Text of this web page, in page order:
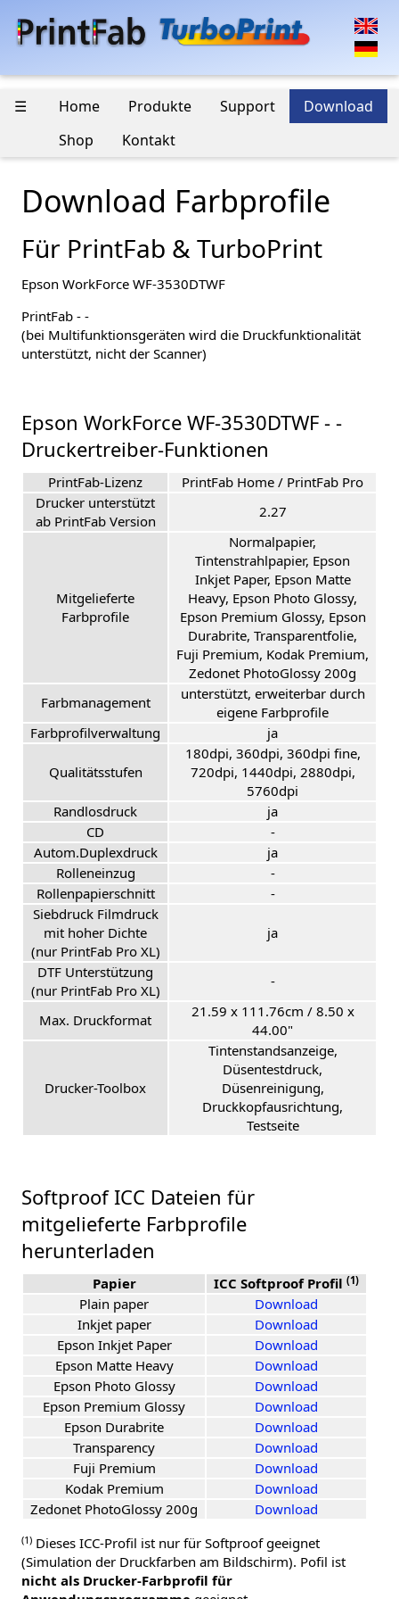
☰ Home Produkte Support
Download
Shop
Kontakt
Download Farbprofile
Für PrintFab & TurboPrint
Epson WorkForce WF-3530DTWF
PrintFab - -
(bei Multifunktionsgeräten wird die Druckfunktionalität
unterstützt, nicht der Scanner)
Epson WorkForce WF-3530DTWF - -
Druckertreiber-Funktionen
PrintFab-Lizenz
PrintFab Home / PrintFab Pro
Drucker unterstützt
ab PrintFab Version
2.27
Mitgelieferte
Farbprofile
Normalpapier,
Tintenstrahlpapier, Epson
Inkjet Paper, Epson Matte
Heavy, Epson Photo Glossy,
Epson Premium Glossy, Epson
Durabrite, Transparentfolie,
Fuji Premium, Kodak Premium,
Zedonet PhotoGlossy 200g
Farbmanagement
unterstützt, erweiterbar durch
eigene Farbprofile
Farbprofilverwaltung
ja
Qualitätsstufen
180dpi, 360dpi, 360dpi fine,
720dpi, 1440dpi, 2880dpi,
5760dpi
Randlosdruck
ja
CD
-
Autom.Duplexdruck
ja
Rolleneinzug
-
Rollenpapierschnitt
-
Siebdruck Filmdruck
mit hoher Dichte
(nur PrintFab Pro XL)
ja
DTF Unterstützung
(nur PrintFab Pro XL)
-
Max. Druckformat
21.59 x 111.76cm / 8.50 x
44.00"
Drucker-Toolbox
Tintenstandsanzeige,
Düsentestdruck,
Düsenreinigung,
Druckkopfausrichtung,
Testseite
Softproof ICC Dateien für
mitgelieferte Farbprofile
herunterladen
Papier ICC Softproof Profil (1)
Plain paper
Download
Inkjet paper
Download
Epson Inkjet Paper
Download
Epson Matte Heavy
Download
Epson Photo Glossy
Download
Epson Premium Glossy
Download
Epson Durabrite
Download
Transparency
Download
Fuji Premium
Download
Kodak Premium
Download
Zedonet PhotoGlossy 200g
Download
(1) Dieses ICC-Profil ist nur für Softproof geeignet
(Simulation der Druckfarben am Bildschirm). Pofil ist
nicht als Drucker-Farbprofil für